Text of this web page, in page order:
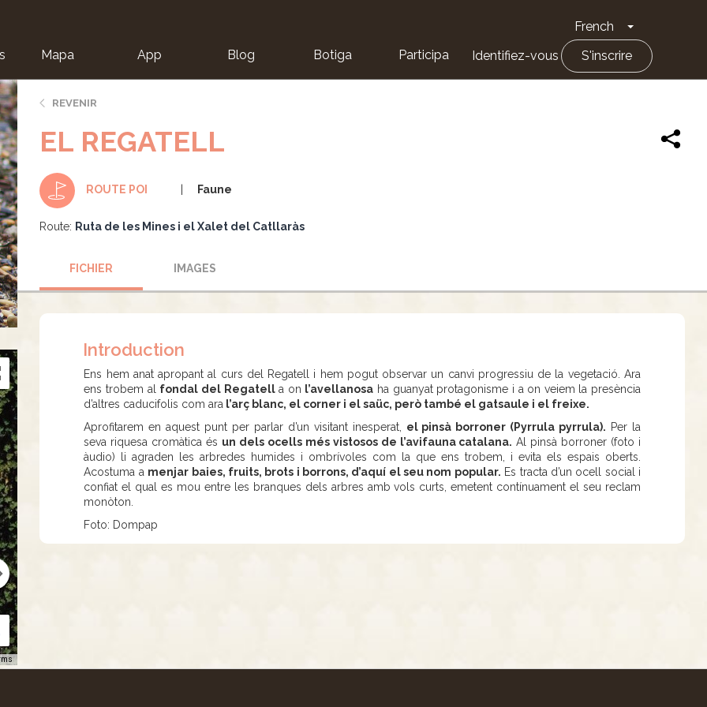
French Toggle
Mapa App Blog Botiga Participa Identifiez-vous S'inscrire
REVENIR
EL REGATELL
ROUTE POI Faune
Route: Ruta de les Mines i el Xalet del Catllaràs
FICHIER IMAGES
Introduction
Ens hem anat apropant al curs del Regatell i hem pogut observar un canvi progressiu de la vegetació. Ara
ens trobem al fondal del Regatella on l’avellanosa ha guanyat protagonisme i a on veiem la presència
d’altres caducifolis com ara l’arç blanc, el corner i el saüc, però també el gatsaule i el freixe.
Aprofitarem en aquest punt per parlar d’un visitant inesperat, el pinsà borroner (Pyrrula pyrrula). Per la
seva riquesa cromàtica és un dels ocells més vistosos de l’avifauna catalana. Al pinsà borroner (foto i
àudio) li agraden les arbredes humides i ombrívoles com la que ens trobem, i evita els espais oberts.
Acostuma a menjar baies, fruits, brots i borrons, d’aquí el seu nom popular. Es tracta d’un ocell social i
confiat el qual es mou entre les branques dels arbres amb vols curts, emetent contínuament el seu reclam
monòton.
Foto: Dompap